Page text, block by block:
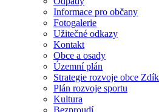
Informace pro občany
Fotogalerie
Užitečné odkazy
Kontakt
Obce a osady
Územní plán
Strategie rozvoje obce
Plán rozvoje sportu
Kultura
Bezproudí